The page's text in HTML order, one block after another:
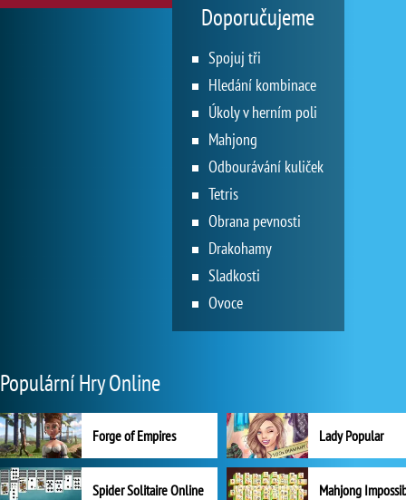
Doporučujeme
Spojuj tři
Hledání kombinace
Úkoly v herním poli
Mahjong
Odbourávání kuliček
Tetris
Obrana pevnosti
Drakohamy
Sladkosti
Ovoce
Populární Hry Online
Forge of Empires Lady Popular
Spider Solitaire Online Mahjong